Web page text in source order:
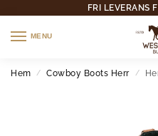
FRI LEVERANS
MENU
Hem / Cowboy Boots Herr /